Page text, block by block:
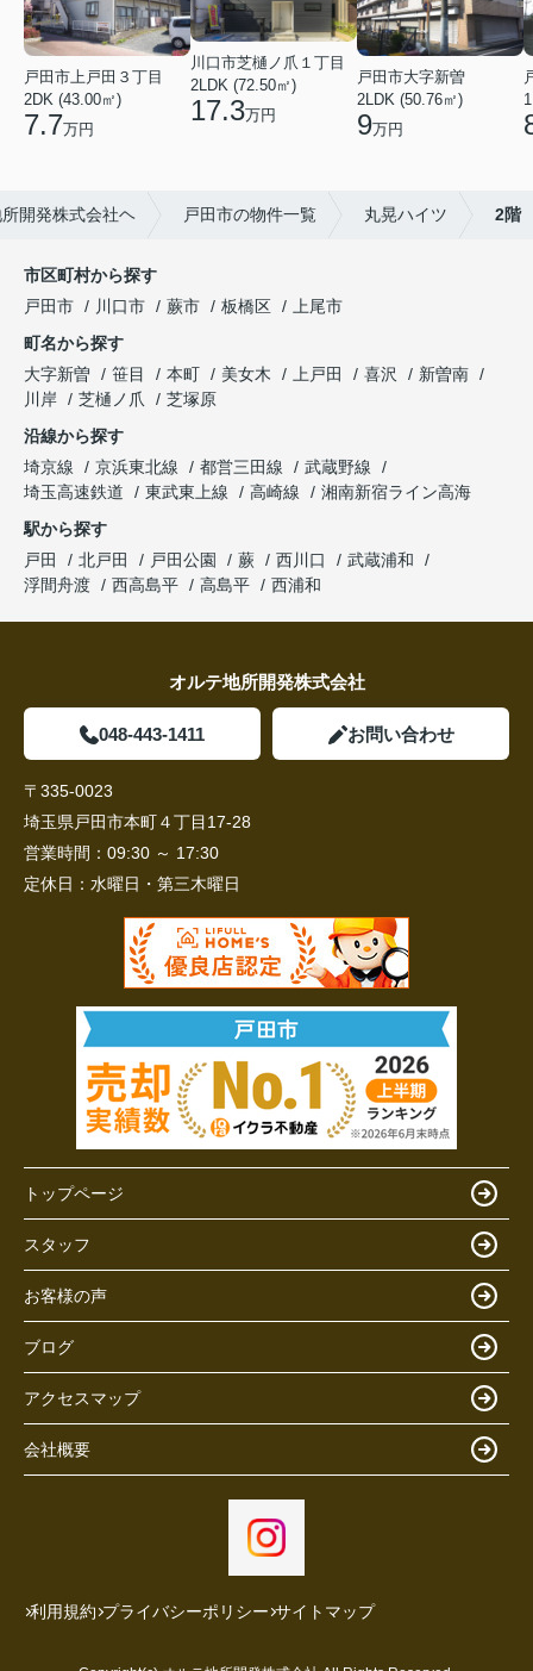
戸田市上戸田３丁目
2DK (43.00㎡)
7.7万円
川口市芝樋ノ爪１丁目
2LDK (72.50㎡)
17.3万円
戸田市大字新曽
2LDK (50.76㎡)
9万円
開発株式会社ヘ 戸田市の物件一覧 丸晃ハイツ 2階
市区町村から探す
戸田市
川口市 蕨市 板橋区
上尾市
町名から探す
大字新曽
笹目 本町 美女木 上戸田 喜沢
新曽南
川岸
芝樋ノ爪
芝塚原
沿線から探す
埼京線
京浜東北線 都営三田線
武蔵野線
埼玉高速鉄道
東武東上線 高崎線
湘南新宿ライン高海
駅から探す
戸田
北戸田 戸田公園 蕨 西川口
武蔵浦和
浮間舟渡
西高島平 高島平 西浦和
オルテ地所開発株式会社
048-443-1411 お問い合わせ
〒335-0023
埼玉県戸田市本町４丁目17-28
営業時間： 09:30 ～ 17:30
定休日： 水曜日・第三木曜日
トップページ
スタッフ
お客様の声
ブログ
アクセスマップ
会社概要
利用規約 プライバシーポリシー サイトマップ